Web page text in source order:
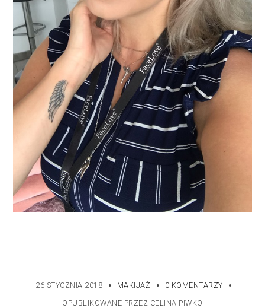
26 STYCZNIA 2018 · MAKIJAŻ · 0 KOMENTARZY ·
OPUBLIKOWANE PRZEZ CELINA PIWKO